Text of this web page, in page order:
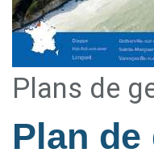
Plans de
Plan de